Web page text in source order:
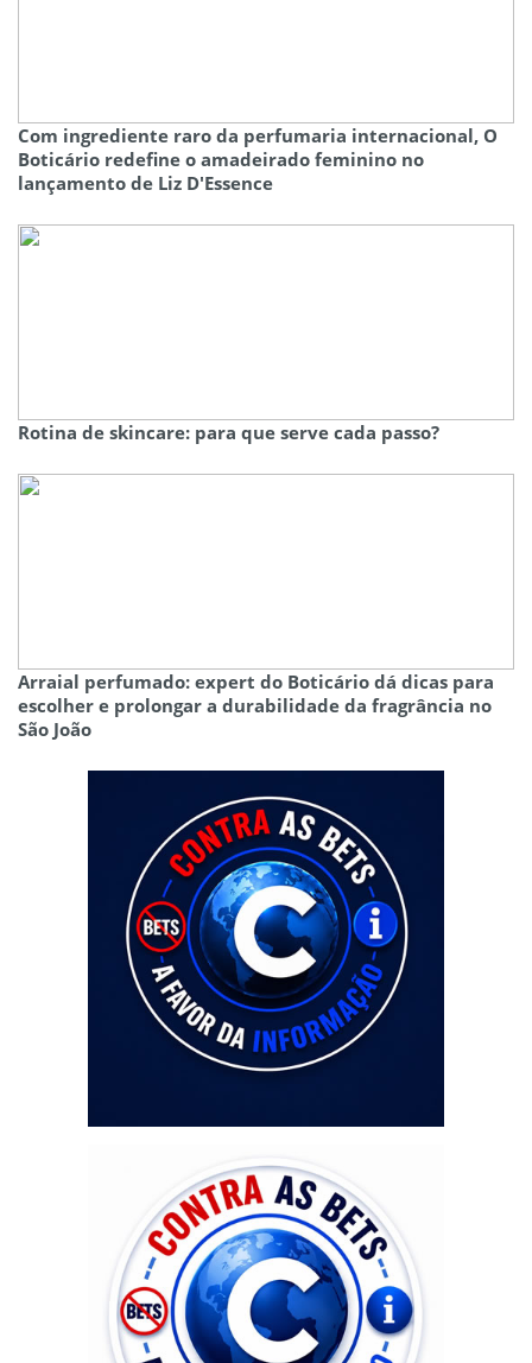
Com ingrediente raro da perfumaria internacional, O
Boticário redefine o amadeirado feminino no
lançamento de Liz D'Essence
Rotina de skincare: para que serve cada passo?
Arraial perfumado: expert do Boticário dá dicas para
escolher e prolongar a durabilidade da fragrância no
São João